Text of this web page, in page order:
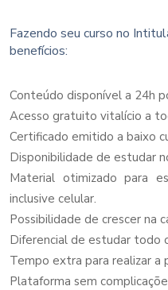
Fazendo seu curso no
benefícios:
Conteúdo disponível a 24h
Acesso gratuito vitalício a
Certificado emitido a baixo
Disponibilidade de estudar
Material otimizado para
inclusive celular.
Possibilidade de crescer na
Diferencial de estudar todo
Tempo extra para realizar a
Plataforma sem